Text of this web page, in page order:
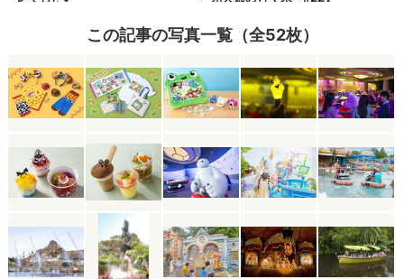
この記事の写真一覧（全52枚）